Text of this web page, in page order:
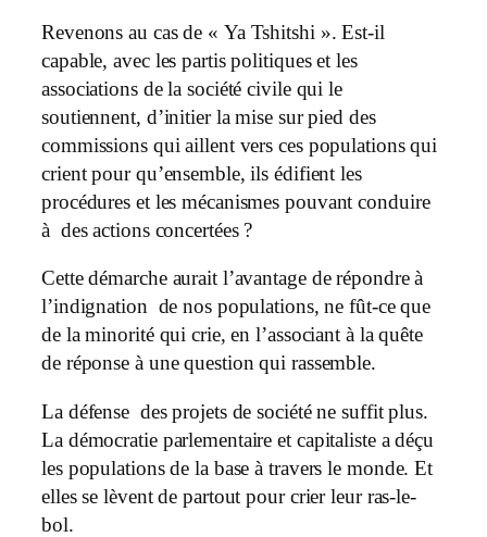
Revenons au cas de « Ya Tshitshi ». Est-il
capable, avec les partis politiques et les
associations de la société civile qui le
soutiennent, d’initier la mise sur pied des
commissions qui aillent vers ces populations qui
crient pour qu’ensemble, ils édifient les
procédures et les mécanismes pouvant conduire
à des actions concertées ?
Cette démarche aurait l’avantage de répondre à
l’indignation de nos populations, ne fût-ce que
de la minorité qui crie, en l’associant à la quête
de réponse à une question qui rassemble.
La défense des projets de société ne suffit plus.
La démocratie parlementaire et capitaliste a déçu
les populations de la base à travers le monde. Et
elles se lèvent de partout pour crier leur ras-le-
bol.